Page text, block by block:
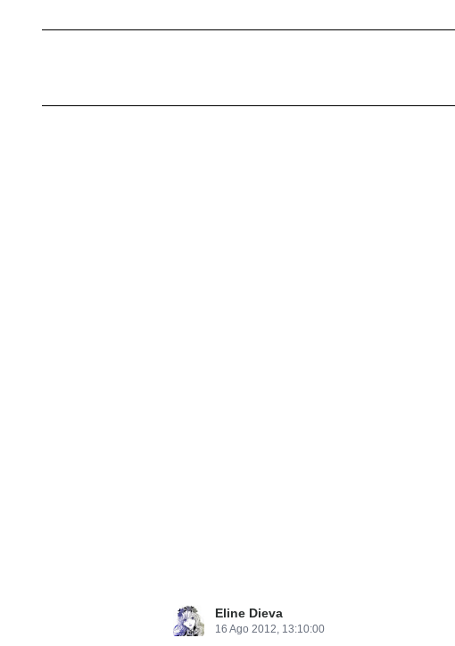
Eline Dieva
16 Ago 2012, 13:10:00